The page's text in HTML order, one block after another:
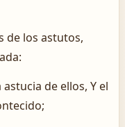
de los astutos,
de ellos, Y el